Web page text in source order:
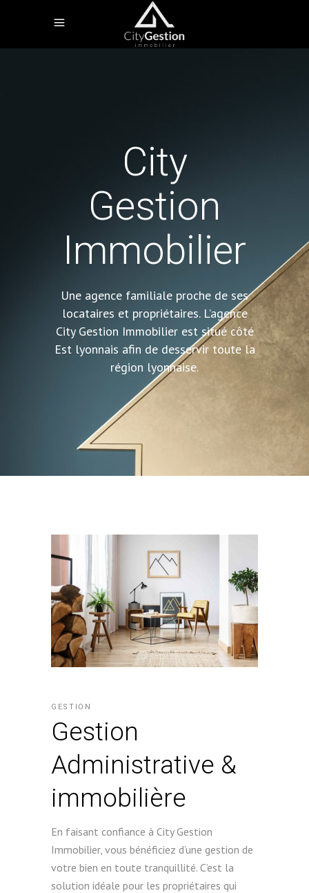
City
Gestion
Immobilier
Une agence familiale proche de ses
locataires et propriétaires. L’agence
City Gestion Immobilier est situé côté
Est lyonnais afin de desservir toute la
région lyonnaise.
GESTION
Gestion
Administrative &
immobilière
En faisant confiance à City Gestion
Immobilier, vous bénéficiez d’une gestion de
votre bien en toute tranquillité. C’est la
solution idéale pour les propriétaires qui